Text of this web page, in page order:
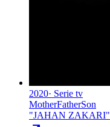
2020· Serie tv
MotherFatherSon
"JAHAN ZAKARI"